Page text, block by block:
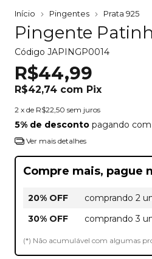
Início Pingentes Prata 925
Pingente
Código JAPINGP0014
R$44,99
R$42,74 com Pix
2 x de R$22,50 sem juros
5% de desconto pagando
Ver mais detalhes
Compre mais, pague
20% OFF
comprando 2
30% OFF
comprando 3
(*) Não acumulável com algumas